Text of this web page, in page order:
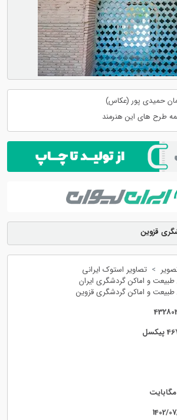
قزوین
تصاویر استوک ایرانی
و اماکن گردشگری ایران
و اماکن گردشگری قزوین
1402/
حمیدی پور (عکاس)
طرح های این هنرمند